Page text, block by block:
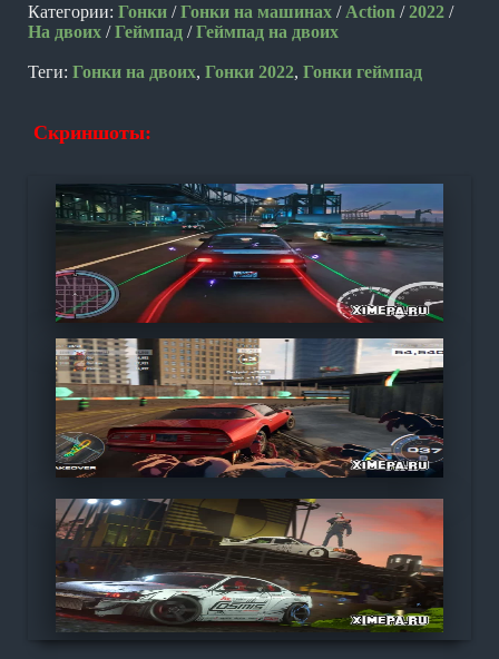
Категории: Гонки /Гонки на машинах / Action /2022 /
На двоих /Геймпад /Геймпад на двоих
Теги: Гонки на двоих, Гонки 2022, Гонки геймпад
Скриншоты: